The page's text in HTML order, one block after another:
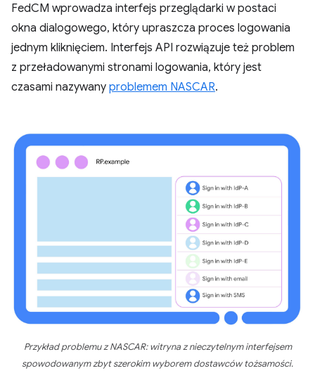
FedCM wprowadza interfejs przeglądarki w postaci
okna dialogowego, który upraszcza proces logowania
jednym kliknięciem. Interfejs API rozwiązuje też problem
z przeładowanymi stronami logowania, który jest
czasami nazywany problemem NASCAR.
Przykład problemu z NASCAR: witryna z nieczytelnym interfejsem
spowodowanym zbyt szerokim wyborem dostawców tożsamości.